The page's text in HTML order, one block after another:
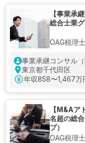
【事業承
総合士業
OAG税理
事業承継コンサル（
東京都千代田区
年収858〜1,467万
【M&Aア
名超の総
プ）
OAG税理